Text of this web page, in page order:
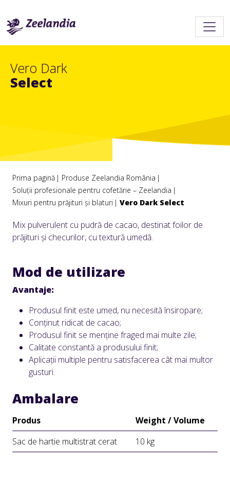
Vero Dark
Select
Prima pagină
Produse Zeelandia România
Soluții profesionale pentru cofetărie – Zeelandia
Mixuri pentru prăjituri și blaturi
Vero Dark Select
Mix pulverulent cu pudră de cacao, destinat foilor de
prăjituri și checurilor, cu textură umedă.
Mod de utilizare
Avantaje:
Produsul finit este umed, nu necesită însiropare;
Conținut ridicat de cacao;
Produsul finit se menține fraged mai multe zile;
Calitate constantă a produsului finit;
Aplicații multiple pentru satisfacerea cât mai multor
gusturi.
Ambalare
Produs
Weight / Volume
Sac de hartie multistrat cerat
10 kg